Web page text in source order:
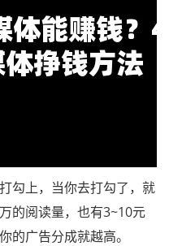
上，当你去打勾了，就
的阅读量，也有3~10元
的广告分成就越高。